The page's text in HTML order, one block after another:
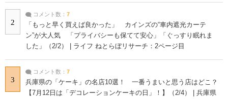
2
コメント数： 7
「もっと早く買えば良かった」 カインズの“車内遮光カーテ
ン”が大人気 「プライバシーも保てて安心」「ぐっすり眠れま
した」（2/2） | ライフ ねとらぼリサーチ：2ページ目
3
コメント数： 7
兵庫県の「ケーキ」の名店10選！ 一番うまいと思う店はどこ？
【7月12日は「デコレーションケーキの日」！】（2/4） | 兵庫県